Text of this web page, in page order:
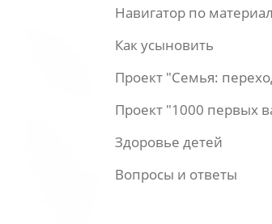
Навигатор по
Как усыновить
Проект "Семья:
Проект "1000 первых
Здоровье детей
Вопросы и ответы